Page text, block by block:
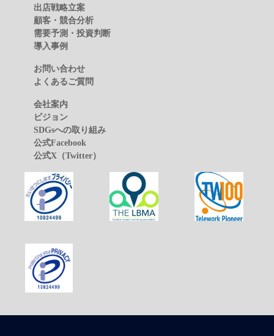
出店戦略立案
顧客・競合分析
需要予測・投資判断
導入事例
お問い合わせ
よくあるご質問
会社案内
ビジョン
SDGsへの取り組み
公式Facebook
公式X（Twitter）